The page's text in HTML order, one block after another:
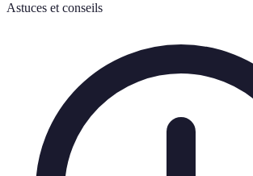
Astuces et conseils